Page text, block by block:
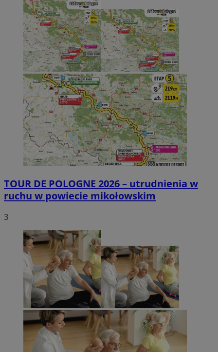
TOUR DE POLOGNE 2026 – utrudnienia w
ruchu w powiecie mikołowskim
3